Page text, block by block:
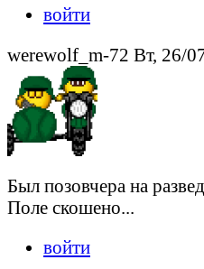
войти
werewolf_m-72 Вт, 26/
Был позовчера на
Поле скошено...
войти